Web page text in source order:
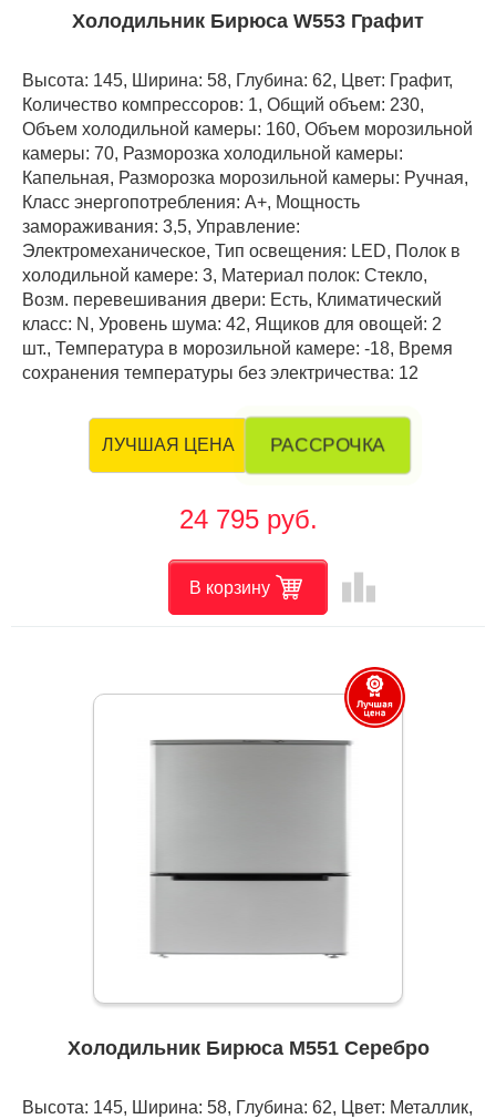
Холодильник Бирюса W553 Графит
Высота: 145, Ширина: 58, Глубина: 62, Цвет: Графит,
Количество компрессоров: 1, Общий объем: 230,
Объем холодильной камеры: 160, Объем морозильной
камеры: 70, Разморозка холодильной камеры:
Капельная, Разморозка морозильной камеры: Ручная,
Класс энергопотребления: А+, Мощность
замораживания: 3,5, Управление:
Электромеханическое, Тип освещения: LED, Полок в
холодильной камере: 3, Материал полок: Стекло,
Возм. перевешивания двери: Есть, Климатический
класс: N, Уровень шума: 42, Ящиков для овощей: 2
шт., Температура в морозильной камере: -18, Время
сохранения температуры без электричества: 12
ЛУЧШАЯ ЦЕНА РАССРОЧКА
24 795 руб.
В корзину leaderboard
Холодильник Бирюса M551 Серебро
Высота: 145, Ширина: 58, Глубина: 62, Цвет: Металлик,